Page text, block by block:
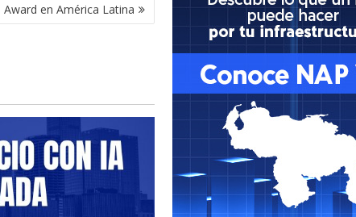
Award en América Latina